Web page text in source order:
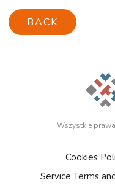
BACK
Wszystkie
Cookies
Service Terms